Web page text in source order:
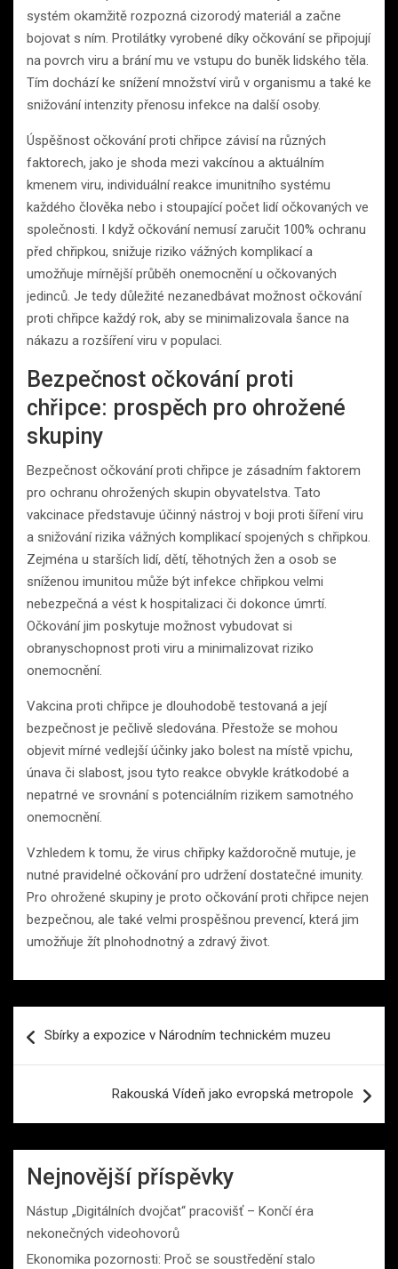
systém okamžitě rozpozná cizorodý materiál a začne
bojovat s ním. Protilátky vyrobené díky očkování se připojují
na povrch viru a brání mu ve vstupu do buněk lidského těla.
Tím dochází ke snížení množství virů v organismu a také ke
snižování intenzity přenosu infekce na další osoby.
Úspěšnost očkování proti chřipce závisí na různých
faktorech, jako je shoda mezi vakcínou a aktuálním
kmenem viru, individuální reakce imunitního systému
každého člověka nebo i stoupající počet lidí očkovaných ve
společnosti. I když očkování nemusí zaručit 100% ochranu
před chřipkou, snižuje riziko vážných komplikací a
umožňuje mírnější průběh onemocnění u očkovaných
jedinců. Je tedy důležité nezanedbávat možnost očkování
proti chřipce každý rok, aby se minimalizovala šance na
nákazu a rozšíření viru v populaci.
Bezpečnost očkování proti
chřipce: prospěch pro ohrožené
skupiny
Bezpečnost očkování proti chřipce je zásadním faktorem
pro ochranu ohrožených skupin obyvatelstva. Tato
vakcinace představuje účinný nástroj v boji proti šíření viru
a snižování rizika vážných komplikací spojených s chřipkou.
Zejména u starších lidí, dětí, těhotných žen a osob se
sníženou imunitou může být infekce chřipkou velmi
nebezpečná a vést k hospitalizaci či dokonce úmrtí.
Očkování jim poskytuje možnost vybudovat si
obranyschopnost proti viru a minimalizovat riziko
onemocnění.
Vakcina proti chřipce je dlouhodobě testovaná a její
bezpečnost je pečlivě sledována. Přestože se mohou
objevit mírné vedlejší účinky jako bolest na místě vpichu,
únava či slabost, jsou tyto reakce obvykle krátkodobé a
nepatrné ve srovnání s potenciálním rizikem samotného
onemocnění.
Vzhledem k tomu, že virus chřipky každoročně mutuje, je
nutné pravidelné očkování pro udržení dostatečné imunity.
Pro ohrožené skupiny je proto očkování proti chřipce nejen
bezpečnou, ale také velmi prospěšnou prevencí, která jim
umožňuje žít plnohodnotný a zdravý život.
proSbírky a expozice v Národním technickém muzeu
Rakouská Vídeň jako evropská metropole
Nejnovější příspěvky
Nástup „Digitálních dvojčat“ pracovišť – Končí éra
nekonečných videohovorů
Ekonomika pozornosti: Proč se soustředění stalo